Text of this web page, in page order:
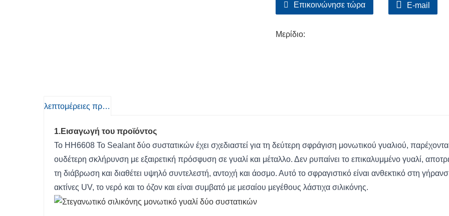
Επικοινώνησε τώρα E-mail
Μερίδιο:
λεπτομέρειες προιόντος
1.Εισαγωγή του προϊόντος
Το HH6608 Το Sealant δύο συστατικών έχει σχεδιαστεί για τη δεύτερη σφράγιση μονωτικού γυαλιού,
ουδέτερη σκλήρυνση με εξαιρετική πρόσφυση σε γυαλί και μέταλλο. Δεν ρυπαίνει το επικαλυμμένο γυαλί,
τη διάβρωση και διαθέτει υψηλό συντελεστή, αντοχή και άοσμο. Αυτό το σφραγιστικό είναι ανθεκτικό στη
ακτίνες UV, το νερό και το όζον και είναι συμβατό με μεσαίου μεγέθους λάστιχα σιλικόνης.